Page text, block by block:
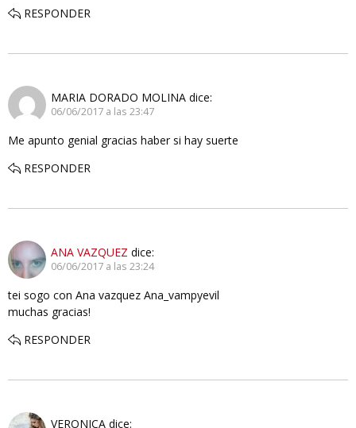
RESPONDER
MARIA DORADO MOLINA dice:
06/06/2017 a las 23:47
Me apunto genial gracias haber si hay suerte
RESPONDER
ANA VAZQUEZ dice:
06/06/2017 a las 23:24
tei sogo con Ana vazquez Ana_vampyevil
muchas gracias!
RESPONDER
VERONICA dice: